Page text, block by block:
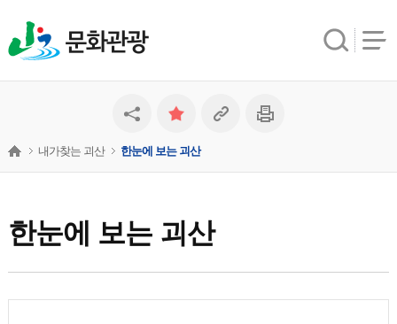
문화관광
한눈에 보는 괴산
내가찾는 괴산 한눈에 보는 괴산